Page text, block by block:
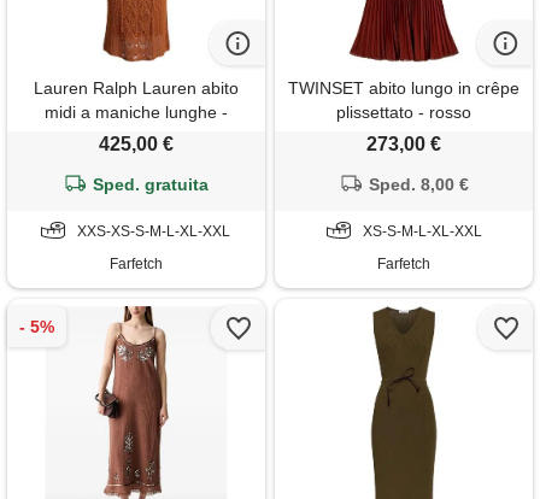
Lauren Ralph Lauren abito
midi a maniche lunghe -
marrone
425,00 €
Sped. gratuita
XXS-XS-S-M-L-XL-XXL
Farfetch
TWINSET abito lungo in crêpe
plissettato - rosso
273,00 €
Sped. 8,00 €
XS-S-M-L-XL-XXL
Farfetch